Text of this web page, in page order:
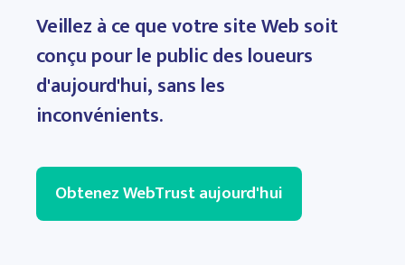
Veillez à ce que votre site Web soit
conçu pour le public des loueurs
d'aujourd'hui, sans les
inconvénients.
Obtenez WebTrust aujourd'hui